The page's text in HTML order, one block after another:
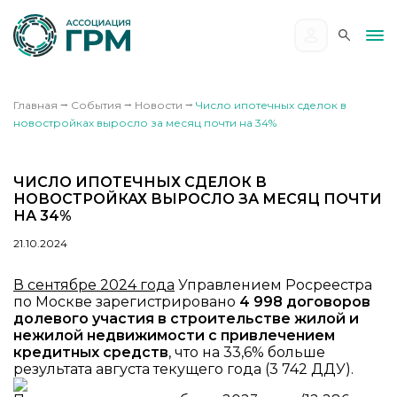
Главная ⭢ События ⭢ Новости ⭢ Число ипотечных сделок в
новостройках выросло за месяц почти на 34%
ЧИСЛО ИПОТЕЧНЫХ СДЕЛОК В
НОВОСТРОЙКАХ ВЫРОСЛО ЗА МЕСЯЦ ПОЧТИ
НА 34%
21.10.2024
В сентябре 2024 года Управлением Росреестра
по Москве зарегистрировано 4 998 договоров
долевого участия в строительстве жилой и
нежилой недвижимости с привлечением
кредитных средств, что на 33,6% больше
результата августа текущего года (3 742 ДДУ).